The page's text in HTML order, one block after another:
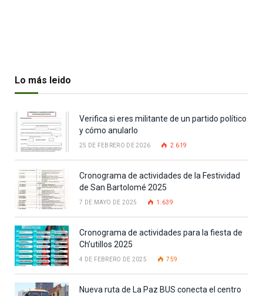
Lo más leido
Verifica si eres militante de un partido político
y cómo anularlo
25 DE FEBRERO DE 2026 2.619
Cronograma de actividades de la Festividad
de San Bartolomé 2025
7 DE MAYO DE 2025 1.639
Cronograma de actividades para la fiesta de
Ch’utillos 2025
4 DE FEBRERO DE 2025 759
Nueva ruta de La Paz BUS conecta el centro